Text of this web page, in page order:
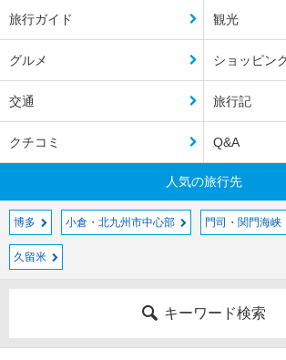
旅行ガイド 観光
グルメ ショッピン
交通 旅行記
クチコミ Q&A
人気の旅行先
博多 小倉・北九州市中心部 門司・関門海峡
久留米
キーワード検索